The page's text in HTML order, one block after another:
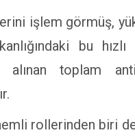
işlem görmüş,
bu
toplam
rollerinden biri